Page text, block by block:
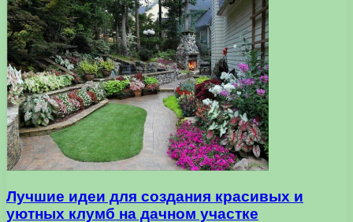
Лучшие идеи для создания красивых и
уютных клумб на дачном участке